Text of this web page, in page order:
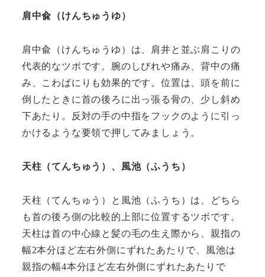
肩中兪（けんちゅうゆ）
肩中兪（けんちゅうゆ）は、肩井と並ぶ肩こりの
代表的なツボです。腕のしびれや痛み、背中の痛
み、こわばにりも効果的です。位置は、頭を前に
倒したときに首の後ろに出っ張る骨の、少し斜め
下あたり。反対の手の中指をフックのように引っ
かけるような要領で押してみましょう。
天柱（てんちゅう）、風池（ふうち）
天柱（てんちゅう）と風池（ふうち）は、どちら
も首の後ろ側の比較的上部に位置するツボです。
天柱は首の中心線と髪の毛の生え際から、親指の
幅2本分ほど左右外側にずれたあたりで、風池は
親指の幅4本分ほど左右外側にずれたあたりで